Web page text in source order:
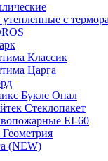
с
Классик
Царга
Букле Опал
Стеклопакет
EI-60
(NEW)